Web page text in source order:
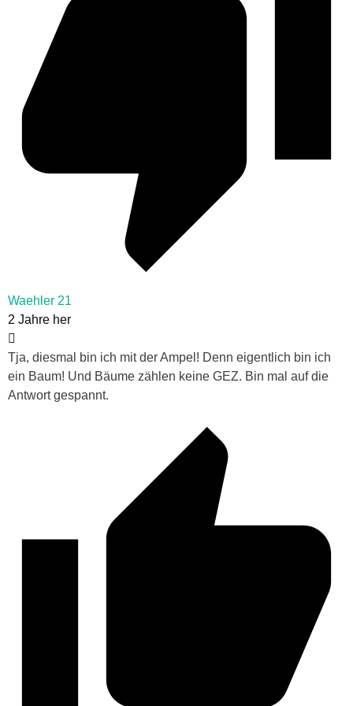
Waehler 21
2 Jahre her
Tja, diesmal bin ich mit der Ampel! Denn eigentlich bin ich
ein Baum! Und Bäume zählen keine GEZ. Bin mal auf die
Antwort gespannt.